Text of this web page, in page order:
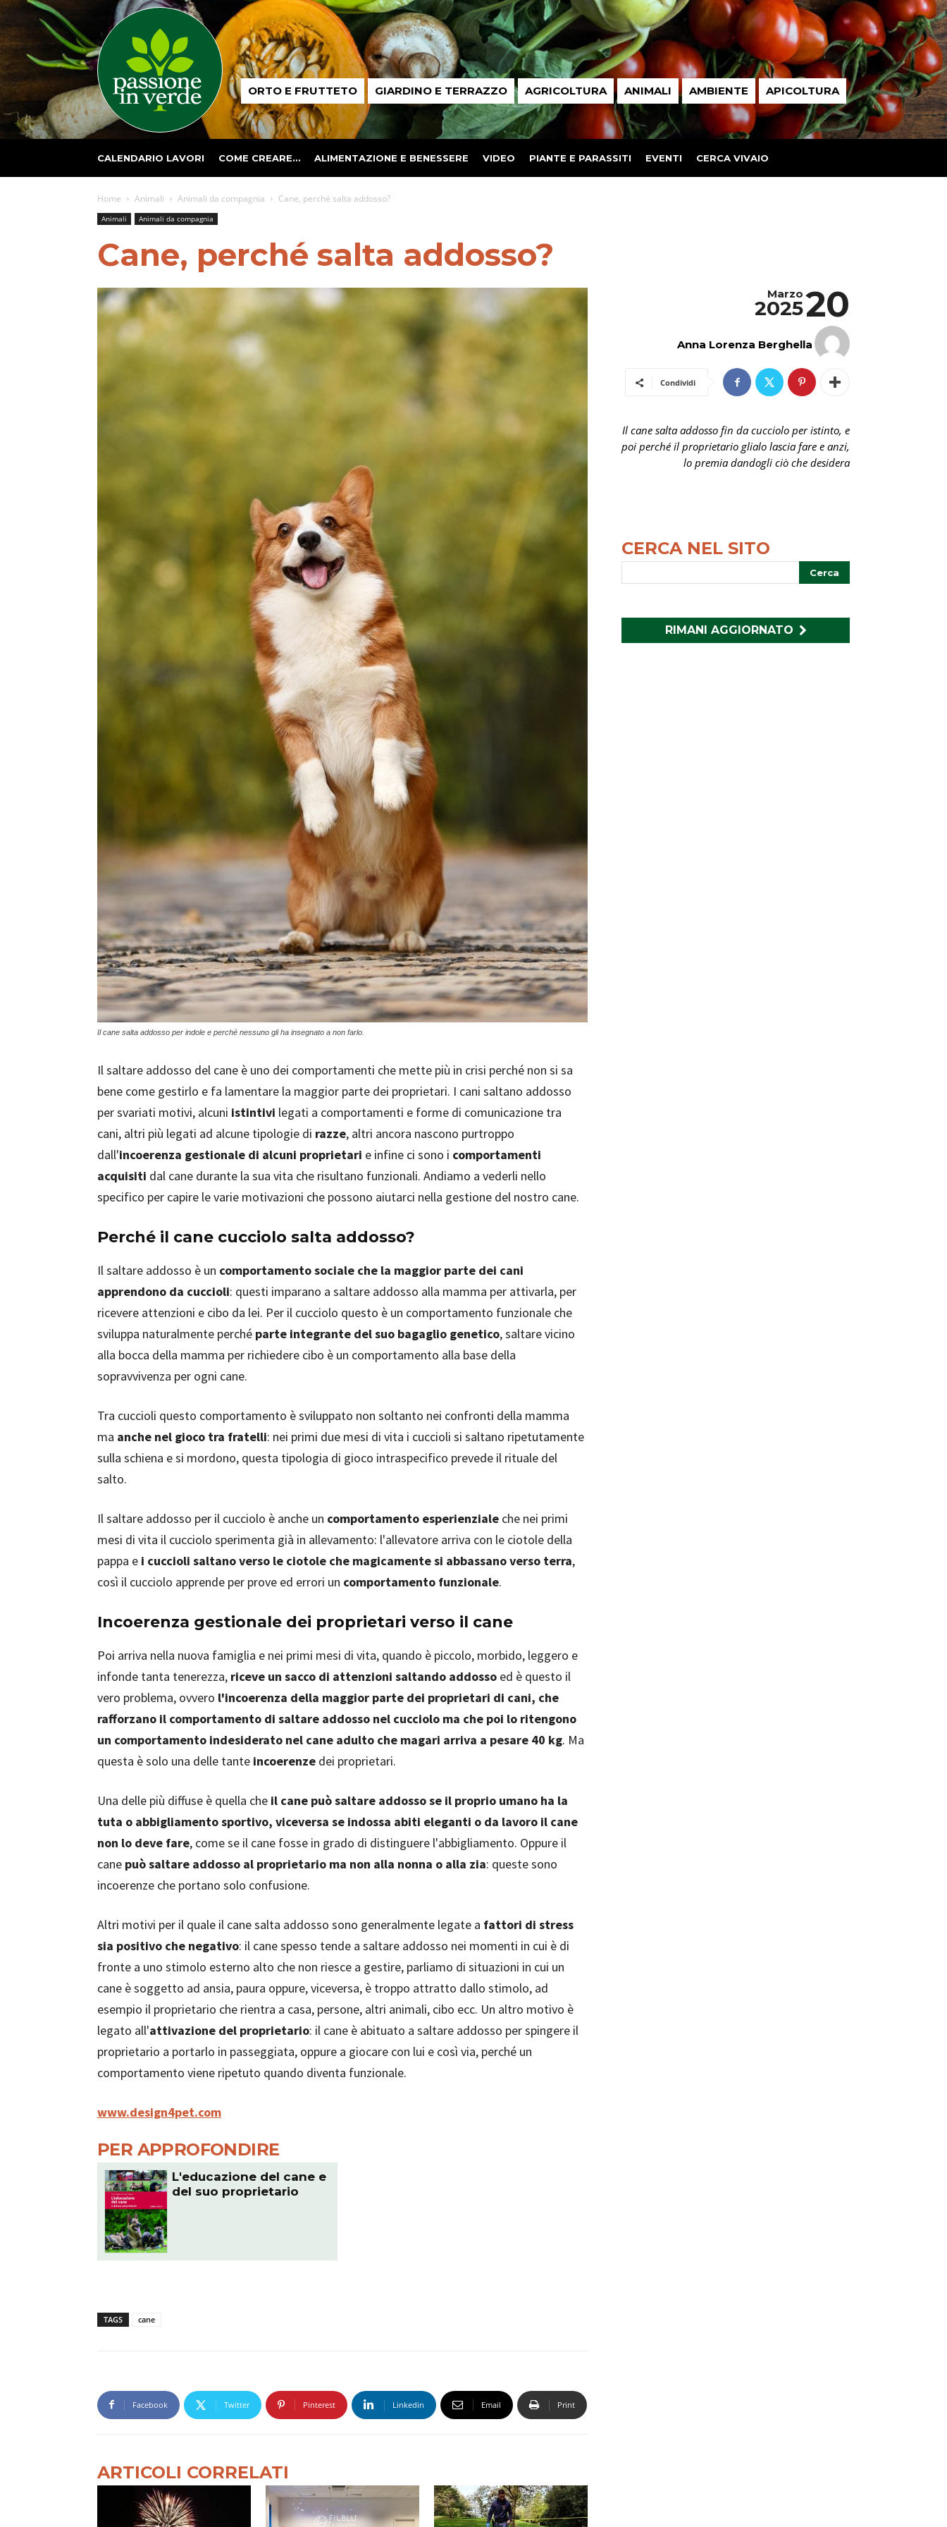
Passione
in ORTO E FRUTTETO GIARDINO E TERRAZZO AGRICOLTURA ANIMALI AMBIENTE APICOLTURA
CALENDARIO LAVORI COME CREARE… ALIMENTAZIONE E BENESSERE VIDEO PIANTE E PARASSITI EVENTI CERCA VIVAIO
Home Animali Animali da compagnia Cane, perché salta addosso?
Animali Animali da compagnia
Cane, perché salta addosso?
Il cane salta addosso per indole e perché nessuno gli ha insegnato a non farlo.
Il saltare addosso del cane è uno dei comportamenti che mette più in crisi perché non si sa
bene come gestirlo e fa lamentare la maggior parte dei proprietari. I cani saltano addosso
per svariati motivi, alcuni istintivi legati a comportamenti e forme di comunicazione tra
cani, altri più legati ad alcune tipologie di razze, altri ancora nascono purtroppo
dall'incoerenza gestionale di alcuni proprietari e infine ci sono i comportamenti
acquisiti dal cane durante la sua vita che risultano funzionali. Andiamo a vederli nello
specifico per capire le varie motivazioni che possono aiutarci nella gestione del nostro cane.
Perché il cane cucciolo salta addosso?
Il saltare addosso è un comportamento sociale che la maggior parte dei cani
apprendono da cuccioli: questi imparano a saltare addosso alla mamma per attivarla, per
ricevere attenzioni e cibo da lei. Per il cucciolo questo è un comportamento funzionale che
sviluppa naturalmente perché parte integrante del suo bagaglio genetico, saltare vicino
alla bocca della mamma per richiedere cibo è un comportamento alla base della
sopravvivenza per ogni cane.
Tra cuccioli questo comportamento è sviluppato non soltanto nei confronti della mamma
ma anche nel gioco tra fratelli: nei primi due mesi di vita i cuccioli si saltano ripetutamente
sulla schiena e si mordono, questa tipologia di gioco intraspecifico prevede il rituale del
salto.
Il saltare addosso per il cucciolo è anche un comportamento esperienziale che nei primi
mesi di vita il cucciolo sperimenta già in allevamento: l'allevatore arriva con le ciotole della
pappa e i cuccioli saltano verso le ciotole che magicamente si abbassano verso terra,
così il cucciolo apprende per prove ed errori un comportamento funzionale.
Incoerenza gestionale dei proprietari verso il cane
Poi arriva nella nuova famiglia e nei primi mesi di vita, quando è piccolo, morbido, leggero e
infonde tanta tenerezza, riceve un sacco di attenzioni saltando addosso ed è questo il
vero problema, ovvero l'incoerenza della maggior parte dei proprietari di cani, che
rafforzano il comportamento di saltare addosso nel cucciolo ma che poi lo ritengono
un comportamento indesiderato nel cane adulto che magari arriva a pesare 40 kg. Ma
questa è solo una delle tante incoerenze dei proprietari.
Una delle più diffuse è quella che il cane può saltare addosso se il proprio umano ha la
tuta o abbigliamento sportivo, viceversa se indossa abiti eleganti o da lavoro il cane
non lo deve fare, come se il cane fosse in grado di distinguere l'abbigliamento. Oppure il
cane può saltare addosso al proprietario ma non alla nonna o alla zia: queste sono
incoerenze che portano solo confusione.
Altri motivi per il quale il cane salta addosso sono generalmente legate a fattori di stress
sia positivo che negativo: il cane spesso tende a saltare addosso nei momenti in cui è di
fronte a uno stimolo esterno alto che non riesce a gestire, parliamo di situazioni in cui un
cane è soggetto ad ansia, paura oppure, viceversa, è troppo attratto dallo stimolo, ad
esempio il proprietario che rientra a casa, persone, altri animali, cibo ecc. Un altro motivo è
legato all'attivazione del proprietario: il cane è abituato a saltare addosso per spingere il
proprietario a portarlo in passeggiata, oppure a giocare con lui e così via, perché un
comportamento viene ripetuto quando diventa funzionale.
www.design4pet.com
PER APPROFONDIRE
L'educazione del cane e
del suo proprietario
TAGS cane
Facebook Twitter Pinterest Linkedin Email Print
ARTICOLI CORRELATI
20
Marzo
2025
Anna Lorenza Berghella
Condividi
Il cane salta addosso fin da cucciolo per istinto, e
poi perché il proprietario glialo lascia fare e anzi,
lo premia dandogli ciò che desidera
CERCA NEL SITO
RIMANI AGGIORNATO